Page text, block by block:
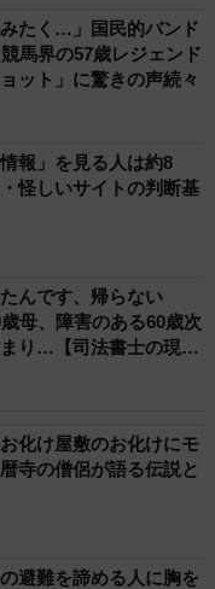
みたく…」国民的バンド
馬界の57歳レジェンド
ット」に驚きの声続々
報」を見る人は約8
怪しいサイトの判断基
んです、帰らない
母、障害のある60歳次
り…【司法書士の現場
化け屋敷のお化けにモ
寺の僧侶が語る伝説と
避難を諦める人に胸を